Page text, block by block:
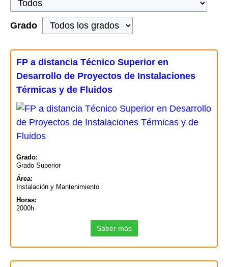
Grado
FP a distancia Técnico Superior en
Desarrollo de Proyectos de Instalaciones
Térmicas y de Fluidos
Grado:
Grado Superior
Área:
Instalación y Mantenimiento
Horas:
2000h
Saber más